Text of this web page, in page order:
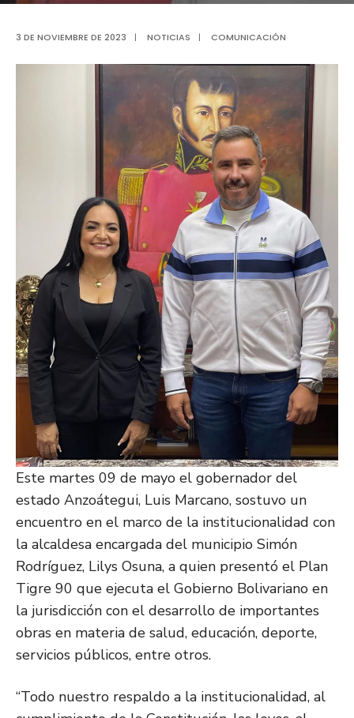
3 DE NOVIEMBRE DE 2023 | NOTICIAS | COMUNICACIÓN
Este martes 09 de mayo el gobernador del
estado Anzoátegui, Luis Marcano, sostuvo un
encuentro en el marco de la institucionalidad con
la alcaldesa encargada del municipio Simón
Rodríguez, Lilys Osuna, a quien presentó el Plan
Tigre 90 que ejecuta el Gobierno Bolivariano en
la jurisdicción con el desarrollo de importantes
obras en materia de salud, educación, deporte,
servicios públicos, entre otros.
“Todo nuestro respaldo a la institucionalidad, al